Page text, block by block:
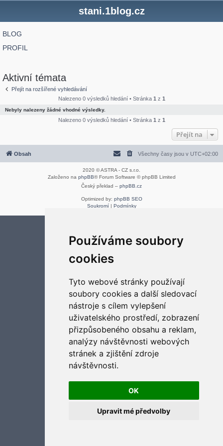
Používáme soubory
cookies
Tyto webové stránky používají
soubory cookies a další sledovací
nástroje s cílem vylepšení
uživatelského prostředí, zobrazení
přizpůsobeného obsahu a reklam,
analýzy návštěvnosti webových
stránek a zjištění zdroje
návštěvnosti.
OK
Upravit mé předvolby
stani.1blog.cz
BLOG
PROFIL
Aktivní témata
Přejít na rozšířené vyhledávání
Nalezeno 0 výsledků hledání • Stránka 1 z 1
Nebyly nalezeny žádné vhodné výsledky.
Nalezeno 0 výsledků hledání • Stránka 1 z 1
Přejít na
Obsah Všechny časy jsou v UTC+02:00
2020 © ASTRA - CZ s.r.o.
Založeno na phpBB® Forum Software © phpBB Limited
Český překlad – phpBB.cz
Optimized by: phpBB SEO
Soukromí| Podmínky